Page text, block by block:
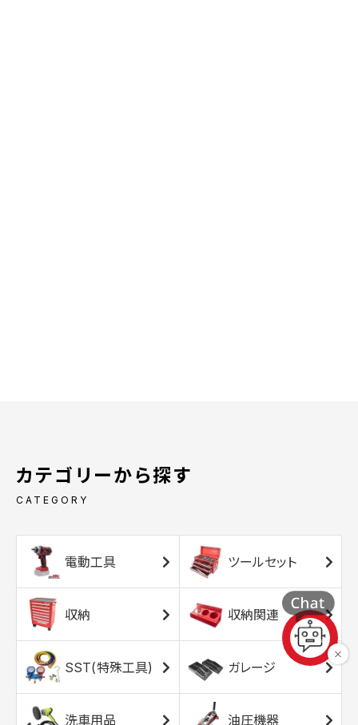
カテゴリーから探す
CATEGORY
電動工具 ツールセット
収納 収納関連
SST(特殊工具) ガレージ
洗車用品 油圧機器